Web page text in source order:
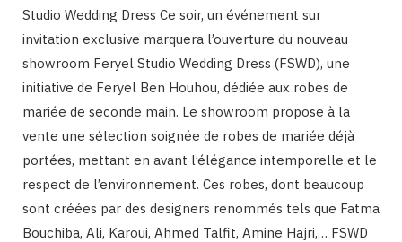
Studio Wedding Dress Ce soir, un événement sur
invitation exclusive marquera l’ouverture du nouveau
showroom Feryel Studio Wedding Dress (FSWD), une
initiative de Feryel Ben Houhou, dédiée aux robes de
mariée de seconde main. Le showroom propose à la
vente une sélection soignée de robes de mariée déjà
portées, mettant en avant l’élégance intemporelle et le
respect de l’environnement. Ces robes, dont beaucoup
sont créées par des designers renommés tels que Fatma
Bouchiba, Ali, Karoui, Ahmed Talfit, Amine Hajri,… FSWD